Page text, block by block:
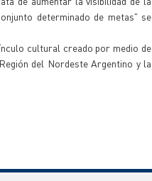
determinado de metas" se
cultural creado por medio de
del Nordeste Argentino y la